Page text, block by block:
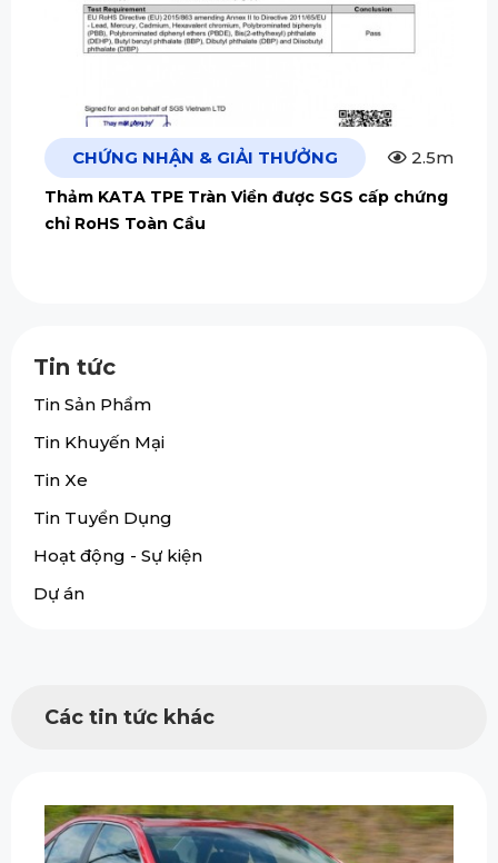
CHỨNG NHẬN & GIẢI THƯỞNG 2.5m
Thảm KATA TPE Tràn Viền được SGS cấp chứng
chỉ RoHS Toàn Cầu
Tin tức
Tin Sản Phẩm
Tin Khuyến Mại
Tin Xe
Tin Tuyển Dụng
Hoạt động - Sự kiện
Dự án
Các tin tức khác